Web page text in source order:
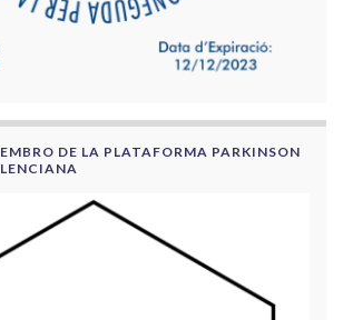
DE LA PLATAFORMA PARKINSON